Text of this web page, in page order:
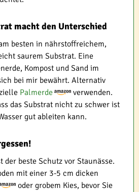
macht den Unterschied
besten in nährstoffreichem,
saurem Substrat. Eine
Kompost und Sand im
bei mir bewährt. Alternativ
Palmerde
verwenden.
das Substrat nicht zu schwer ist
gut ableiten kann.
der beste Schutz vor Staunässe.
mit einer 3-5 cm dicken
oder grobem Kies, bevor Sie